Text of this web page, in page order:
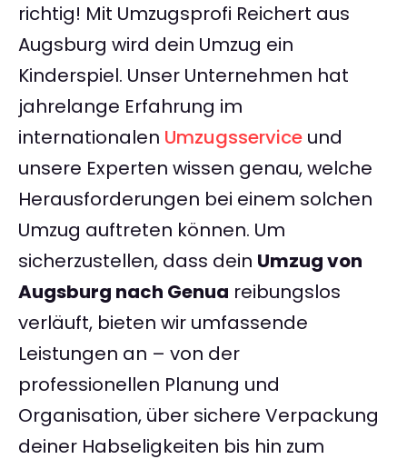
richtig! Mit Umzugsprofi Reichert aus
Augsburg wird dein Umzug ein
Kinderspiel. Unser Unternehmen hat
jahrelange Erfahrung im
internationalen Umzugsservice und
unsere Experten wissen genau, welche
Herausforderungen bei einem solchen
Umzug auftreten können. Um
sicherzustellen, dass dein Umzug von
Augsburg nach Genua reibungslos
verläuft, bieten wir umfassende
Leistungen an – von der
professionellen Planung und
Organisation, über sichere Verpackung
deiner Habseligkeiten bis hin zum